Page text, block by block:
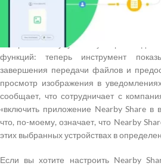
ранее в этом году.
В рамках сегодняшнего запуска
теперь имеет «улучшенную
функций: теперь инструмент
завершения передачи файлов и
просмотр изображения в
сообщает, что сотрудничает с
«включить приложение Nearby Share
что, по-моему, означает, что Nearby
этих выбранных устройствах в
Если вы хотите настроить Nearby